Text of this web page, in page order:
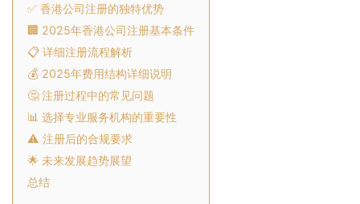
✅ 香港公司注册的独特优势
🏢 2025年香港公司注册基本条件
📋 详细注册流程解析
💰 2025年费用结构详细说明
🤔 注册过程中的常见问题
📊 选择专业服务机构的重要性
⚠️ 注册后的合规要求
🌟 未来发展趋势展望
总结